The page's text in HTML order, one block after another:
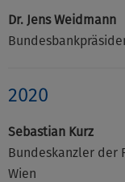
Dr. Jens Weidmann
2020
Sebastian Kurz
Bundeskanzler der
Wien